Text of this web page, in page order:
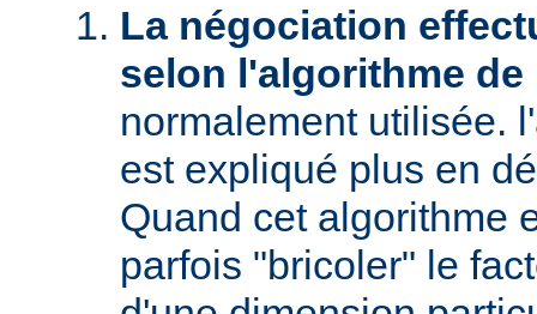
La négociation
selon l'algorithme de
normalement utilisée.
est expliqué plus en
Quand cet algorithme
parfois "bricoler" le